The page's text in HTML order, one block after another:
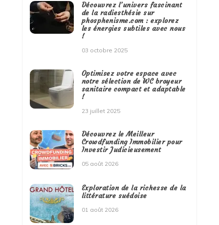
Découvrez l’univers fascinant
de la radiesthésie sur
phosphenisme.com : explorez
les énergies subtiles avec nous
!
03 octobre 2025
Optimisez votre espace avec
notre sélection de WC broyeur
sanitaire compact et adaptable
!
23 juillet 2025
Découvrez le Meilleur
Crowdfunding Immobilier pour
Investir Judicieusement
05 août 2026
Exploration de la richesse de la
littérature suédoise
01 août 2026